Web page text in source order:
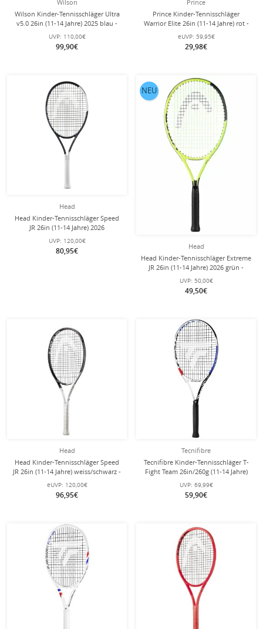
Wilson
Wilson Kinder-Tennisschläger Ultra
v5.0 26in (11-14 Jahre) 2025 blau -
besaitet -
UVP: 110,00€
99,90€
Prince
Prince Kinder-Tennisschläger
Warrior Elite 26in (11-14 Jahre) rot -
besaitet -
eUVP: 59,95€
29,98€
Head
Head Kinder-Tennisschläger Speed
JR 26in (11-14 Jahre) 2026
schwarz/weiss - besaitet -
UVP: 120,00€
80,95€
Head
Head Kinder-Tennisschläger Extreme
JR 26in (11-14 Jahre) 2026 grün -
besaitet -
UVP: 50,00€
49,50€
NEU
Head
Head Kinder-Tennisschläger Speed
JR 26in (11-14 Jahre) weiss/schwarz -
besaitet -
eUVP: 120,00€
96,95€
Tecnifibre
Tecnifibre Kinder-Tennisschläger T-
Fight Team 26in/260g (11-14 Jahre)
weiss - besaitet -
UVP: 69,99€
59,90€